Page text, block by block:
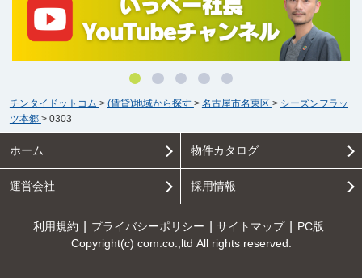
チンタイドットコム > (賃貸)地域から探す > 名古屋市名東区 > シーズンフラッ
ツ本郷 > 0303
ホーム 物件カタログ
運営会社 採用情報
利用規約 プライバシーポリシー サイトマップ
PC版
Copyright(c) com.co.,ltd All rights reserved.